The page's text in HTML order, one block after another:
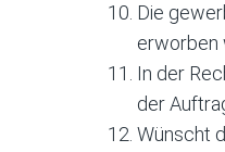
Die
erworben
In der
der
Wünscht